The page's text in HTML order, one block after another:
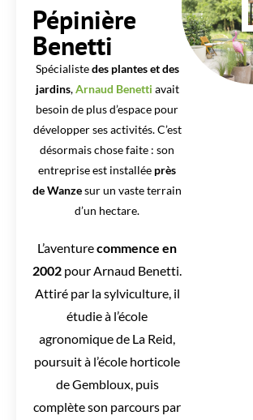
Pépinière
Benetti
Spécialistedes plantes et des
jardins,Arnaud Benetti avait
besoin de plus d’espace pour
développer ses activités. C’est
désormais chose faite : son
entreprise est installée près
de Wanzesur un vaste terrain
d’un hectare.
L’aventurecommence en
2002 pour Arnaud Benetti.
Attiré par la sylviculture, il
étudie à l’école
agronomique de La Reid,
poursuit à l’école horticole
de Gembloux, puis
complète son parcours par